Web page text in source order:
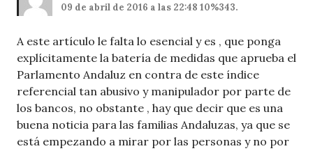
09 de abril de 2016 a las 22:48 10%343.
A este artículo le falta lo esencial y es , que ponga
explícitamente la batería de medidas que aprueba el
Parlamento Andaluz en contra de este índice
referencial tan abusivo y manipulador por parte de
los bancos, no obstante , hay que decir que es una
buena noticia para las familias Andaluzas, ya que se
está empezando a mirar por las personas y no por